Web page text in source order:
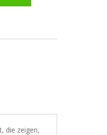
die zeigen,